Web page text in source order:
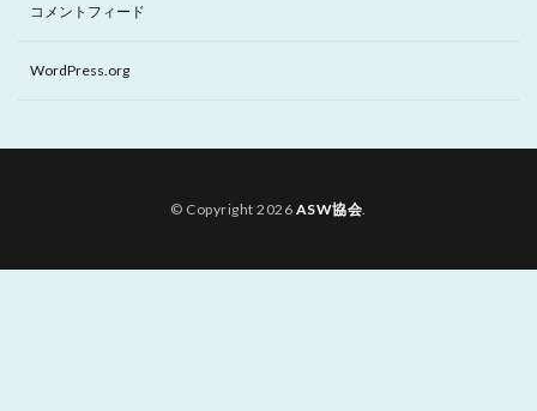
コメントフィード
WordPress.org
© Copyright 2026 ASW協会